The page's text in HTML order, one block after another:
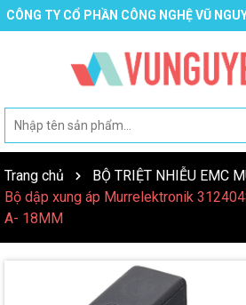
CÔNG TY CỔ PHẦN CÔNG NGHỆ VŨ
Trang chủ
BỘ TRIỆT NHIỄU EMC
Bộ dập xung áp Murrelektronik
A- 18MM